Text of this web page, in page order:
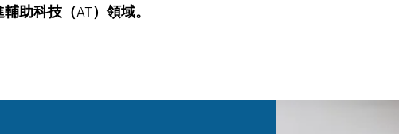
助科技（AT）領域。